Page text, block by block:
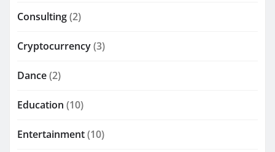
Consulting(2)
Cryptocurrency(3)
Dance(2)
Education (10)
Entertainment(10)